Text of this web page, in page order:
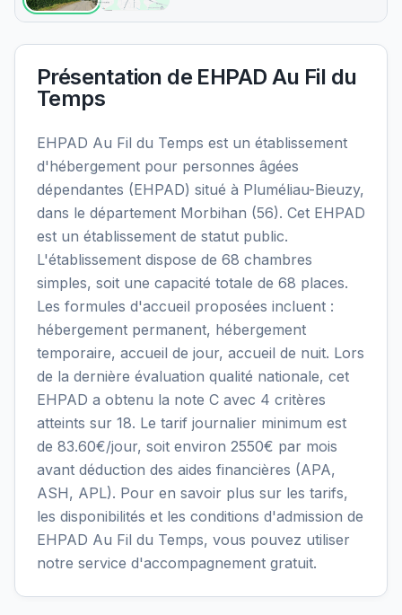
Présentation de EHPAD Au Fil du
Temps
EHPAD Au Fil du Temps est un établissement
d'hébergement pour personnes âgées
dépendantes (EHPAD) situé à Pluméliau-Bieuzy,
dans le département Morbihan (56). Cet EHPAD
est un établissement de statut public.
L'établissement dispose de 68 chambres
simples, soit une capacité totale de 68 places.
Les formules d'accueil proposées incluent :
hébergement permanent, hébergement
temporaire, accueil de jour, accueil de nuit. Lors
de la dernière évaluation qualité nationale, cet
EHPAD a obtenu la note C avec 4 critères
atteints sur 18. Le tarif journalier minimum est
de 83.60€/jour, soit environ 2550€ par mois
avant déduction des aides financières (APA,
ASH, APL). Pour en savoir plus sur les tarifs,
les disponibilités et les conditions d'admission de
EHPAD Au Fil du Temps, vous pouvez utiliser
notre service d'accompagnement gratuit.